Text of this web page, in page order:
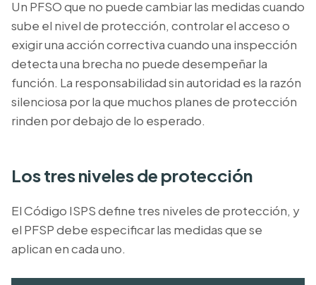
Un PFSO que no puede cambiar las medidas cuando
sube el nivel de protección, controlar el acceso o
exigir una acción correctiva cuando una inspección
detecta una brecha no puede desempeñar la
función. La responsabilidad sin autoridad es la razón
silenciosa por la que muchos planes de protección
rinden por debajo de lo esperado.
Los tres niveles de protección
El Código ISPS define tres niveles de protección, y
el PFSP debe especificar las medidas que se
aplican en cada uno.